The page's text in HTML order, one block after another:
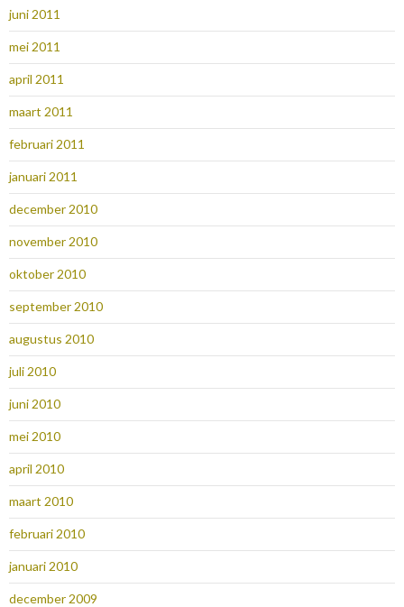
juni 2011
mei 2011
april 2011
maart 2011
februari 2011
januari 2011
december 2010
november 2010
oktober 2010
september 2010
augustus 2010
juli 2010
juni 2010
mei 2010
april 2010
maart 2010
februari 2010
januari 2010
december 2009